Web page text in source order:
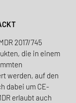
2017/745
die in einem
werden, auf den
dabei um CE-
erlaubt auch